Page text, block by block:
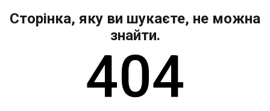
Сторінка, яку ви шукаєте, не можна
знайти.
404